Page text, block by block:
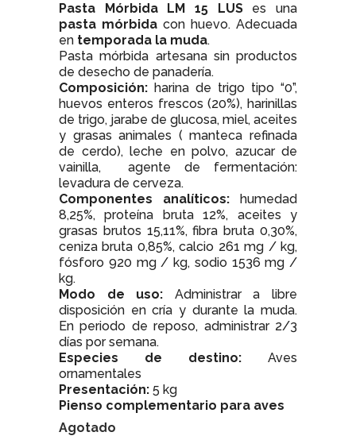
Pasta Mórbida LM 15 LUS es una
pasta mórbida con huevo. Adecuada
en temporada la muda.
Pasta mórbida artesana sin productos
de desecho de panadería.
Composición: harina de trigo tipo “0”,
huevos enteros frescos (20%), harinillas
de trigo, jarabe de glucosa, miel, aceites
y grasas animales ( manteca refinada
de cerdo), leche en polvo, azucar de
vainilla, agente de fermentación:
levadura de cerveza.
Componentes analíticos: humedad
8,25%, proteína bruta 12%, aceites y
grasas brutos 15,11%, fibra bruta 0,30%,
ceniza bruta 0,85%, calcio 261 mg / kg,
fósforo 920 mg / kg, sodio 1536 mg /
kg.
Modo de uso: Administrar a libre
disposición en cría y durante la muda.
En periodo de reposo, administrar 2/3
días por semana.
Especies de destino: Aves
ornamentales
Presentación: 5 kg
Pienso complementario para aves
Agotado